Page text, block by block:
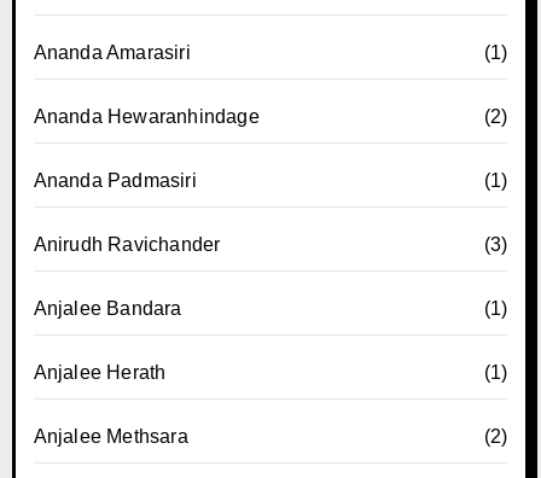
Ananda Amarasiri (1)
Ananda Hewaranhindage (2)
Ananda Padmasiri (1)
Anirudh Ravichander (3)
Anjalee Bandara (1)
Anjalee Herath (1)
Anjalee Methsara (2)